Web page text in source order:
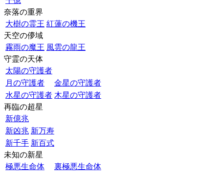
奈落の重界
大樹の霊王 紅蓮の機王
天空の儚域
霧雨の魔王 風雲の龍王
守霊の天体
太陽の守護者
月の守護者
金星の守護者
水星の守護者 木星の守護者
再臨の超星
新億兆
新凶兆 新万寿
新千手 新百式
未知の新星
極悪生命体
裏極悪生命体